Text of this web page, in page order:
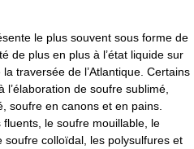
le plus souvent sous forme de
de plus en plus à l’état liquide sur
traversée de l’Atlantique. Certains
de soufre sublimé,
soufre en canons et en pains.
fluents, le soufre mouillable, le
soufre colloïdal, les polysulfures et